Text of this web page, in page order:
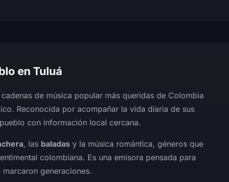
en Tuluá
de música popular más queridas de Colombia
Reconocida por acompañar la vida diaria de sus
con información local cercana.
, las baladas y la música romántica, géneros que
colombiana. Es una emisora pensada para
generaciones.